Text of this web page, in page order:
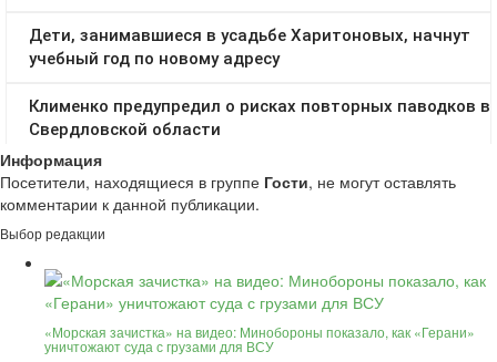
Информация
Посетители, находящиеся в группе Гости, не могут оставлять
комментарии к данной публикации.
Выбор редакции
«Морская зачистка» на видео: Минобороны показало, как «Герани»
уничтожают суда с грузами для ВСУ